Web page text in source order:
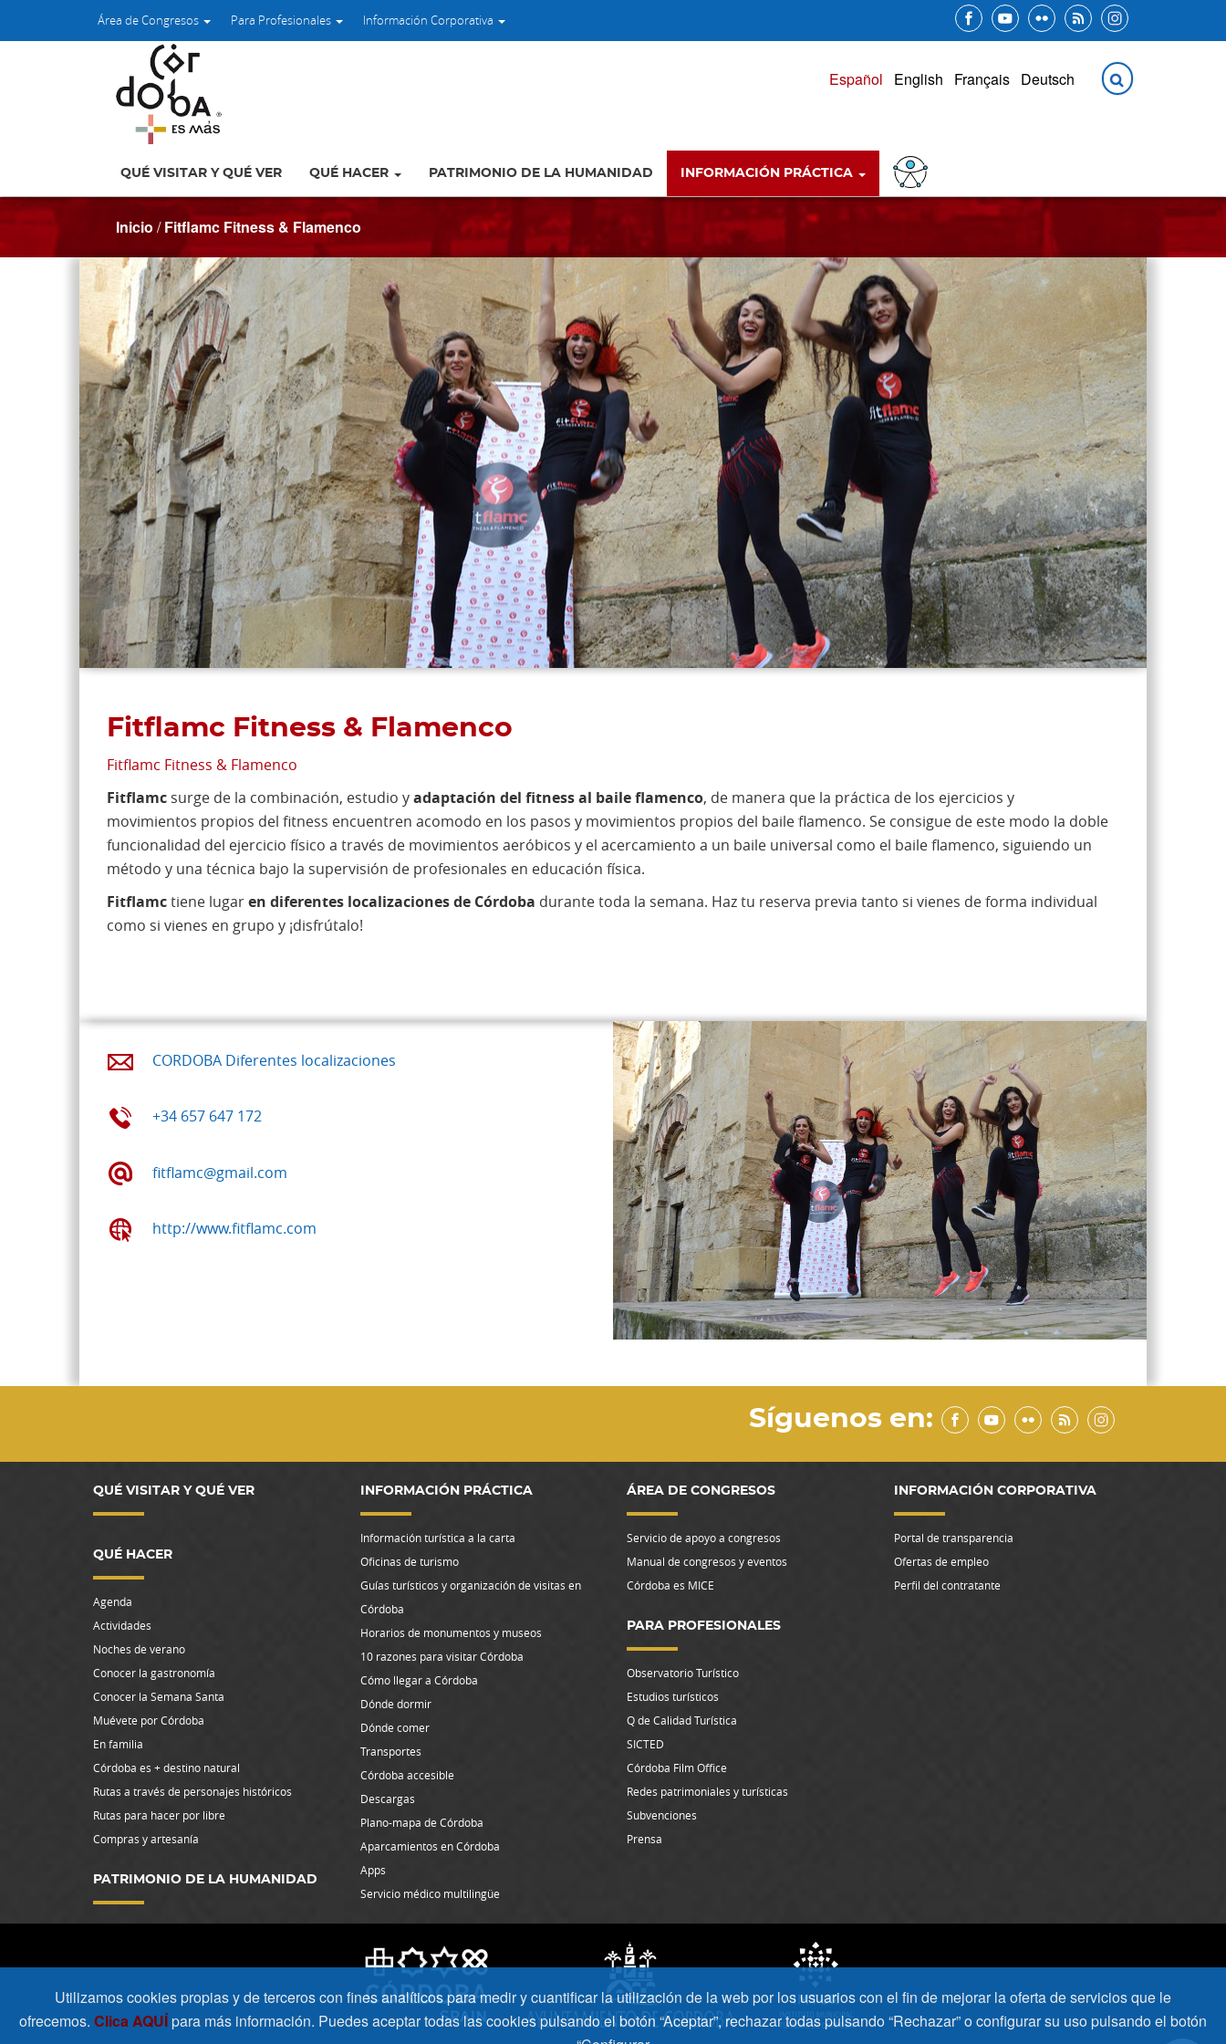
Área de Congresos Para Profesionales Información Corporativa
QUÉ VISITAR Y QUÉ VER QUÉ HACER PATRIMONIO DE LA HUMANIDAD INFORMACIÓN PRÁCTICA
Inicio /Fitflamc Fitness & Flamenco
Fitflamc Fitness & Flamenco
Fitflamc Fitness & Flamenco
Fitflamc surge de la combinación, estudio yadaptación del fitness al baile flamenco, de manera que la práctica de los ejercicios y
movimientos propios del fitness encuentren acomodo en los pasos y movimientos propios del baile flamenco. Se consigue de este modo la doble
funcionalidad del ejercicio físico a través de movimientos aeróbicos y el acercamiento a un baile universal como el baile flamenco, siguiendo un
método y una técnica bajo la supervisión de profesionales en educación física.
Fitflamctiene lugaren diferentes localizaciones de Córdoba durante toda la semana. Haz tu reserva previa tanto si vienes de forma individual
como si vienes en grupo y ¡disfrútalo!
CORDOBA Diferentes localizaciones
+34 657 647 172
fitflamc@gmail.com
http://www.fitflamc.com
Síguenos en:
QUÉ VISITAR Y QUÉ VER
QUÉ HACER
Agenda
Actividades
Noches de verano
Conocer la gastronomía
Conocer la Semana Santa
Muévete por Córdoba
En familia
Córdoba es + destino natural
Rutas a través de personajes históricos
Rutas para hacer por libre
Compras y artesanía
PATRIMONIO DE LA HUMANIDAD
INFORMACIÓN PRÁCTICA
Información turística a la carta
Oficinas de turismo
Guías turísticos y organización de visitas en
Córdoba
Horarios de monumentos y museos
10 razones para visitar Córdoba
Cómo llegar a Córdoba
Dónde dormir
Dónde comer
Transportes
Córdoba accesible
Descargas
Plano-mapa de Córdoba
Aparcamientos en Córdoba
Apps
Servicio médico multilingüe
ÁREA DE CONGRESOS
Servicio de apoyo a congresos
Manual de congresos y eventos
Córdoba es MICE
PARA PROFESIONALES
Observatorio Turístico
Estudios turísticos
Q de Calidad Turística
SICTED
Córdoba Film Office
Redes patrimoniales y turísticas
Subvenciones
Prensa
INFORMACIÓN CORPORATIVA
Portal de transparencia
Ofertas de empleo
Perfil del contratante
Utilizamos cookies propias y de terceros con fines analíticos para medir y cuantificar la utilización de la web por los usuarios con el fin de mejorar la oferta de servicios que le
ofrecemos. Clica AQUÍpara más información. Puedes aceptar todas las cookies pulsando el botón “Aceptar”, rechazar todas pulsando “Rechazar” o configurar su uso pulsando el botón